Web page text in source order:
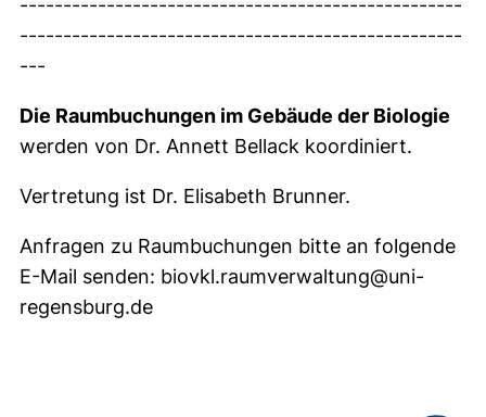
---------------------------------------------------
---------------------------------------------------
---
Die Raumbuchungen im Gebäude der Biologie
werden von Dr. Annett Bellack koordiniert.
Vertretung ist Dr. Elisabeth Brunner.
Anfragen zu Raumbuchungen bitte an folgende
E-Mail senden: biovkl.raumverwaltung@uni-
regensburg.de